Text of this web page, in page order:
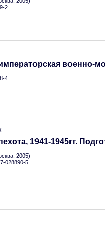
2
военно-
4
1941-1945гг.
2005)
028890-5